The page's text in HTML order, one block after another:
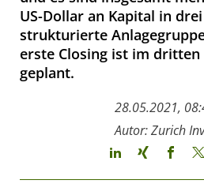
US-Dollar an Kapital in
strukturierte
erste Closing ist im dritten
geplant.
28.05.2021,
Autor: Zurich